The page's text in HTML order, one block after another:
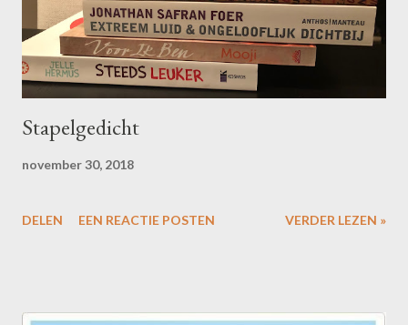
Stapelgedicht
november 30, 2018
DELEN EEN REACTIE POSTEN VERDER LEZEN »